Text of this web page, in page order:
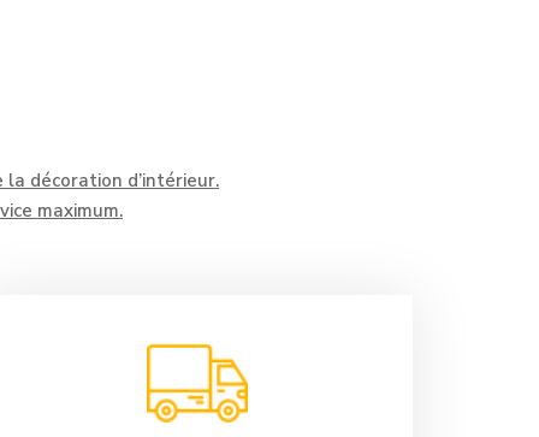
décoration d’intérieur.
maximum.